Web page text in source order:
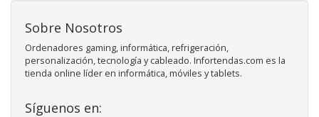
Sobre Nosotros
Ordenadores gaming, informática, refrigeración,
personalización, tecnología y cableado. Infortendas.com es la
tienda online líder en informática, móviles y tablets.
Síguenos en: